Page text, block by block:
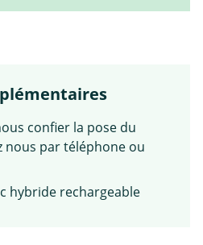
confier la pose du
nous par téléphone ou
hybride rechargeable